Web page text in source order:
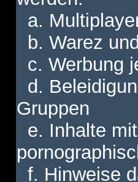
a.
b. Warez
c. Werbung
d.
Gruppen
e. Inhalte
f. Hinweise